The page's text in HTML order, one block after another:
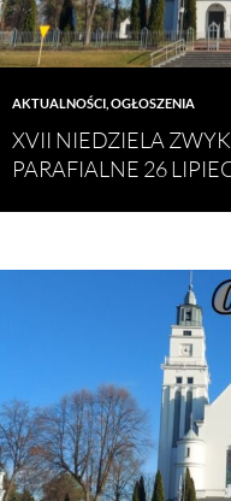
AKTUALNOŚCI OGŁOSZENIA
XVII NIEDZIELA
PARAFIALNE 26